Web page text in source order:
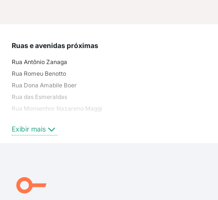
Ruas e avenidas próximas
Rua Antônio Zanaga
Rua Romeu Benotto
Rua Dona Amabile Boer
Rua das Esmeraldas
Rua Monsenhor Nazareno Maggi
Rua dos Berilos
Rua dos Rubis
Itália
Exibir mais